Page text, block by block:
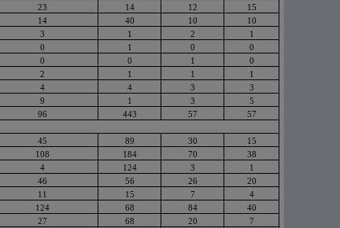
23 14 12
15
14 40 10
10
3 1 2
1
0 1 0
0
0 0 1
0
2 1 1
1
4 4 3
3
9 1 3
5
96 443 57
57
45 89 30
15
108 184 70
38
4 124 3
1
46 56 26
20
11 15 7
4
124 68 84
40
27 68 20
7